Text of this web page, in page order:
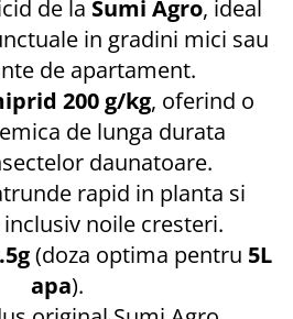
de la Sumi Agro, ideal
in gradini mici sau
de apartament.
200 g/kg, oferind o
de lunga durata
daunatoare.
rapid in planta si
noile cresteri.
(doza optima pentru 5L
apa).